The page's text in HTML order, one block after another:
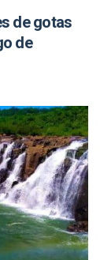
de gotas
de